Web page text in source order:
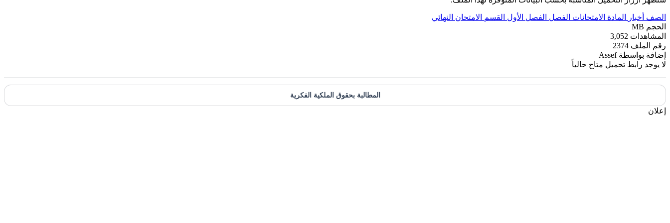
الصف أخبار المادة الامتحانات الفصل الفصل الأول القسم الامتحان النهائي
الحجم MB
المشاهدات 3,052
رقم الملف 2374
إضافة بواسطة Assef
لا يوجد رابط تحميل متاح حالياً
المطالبة بحقوق الملكية الفكرية
إعلان